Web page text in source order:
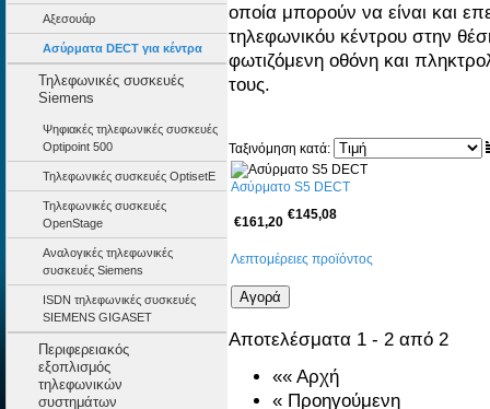
οποία μπορούν να είναι και
τηλεφωνικόυ κέντρου στην
φωτιζόμενη οθόνη και
τους.
Ταξινόμηση κατά:
Ασύρματο S5 DECT
€161,20 €145,08
Λεπτομέρειες προϊόντος
Αποτελέσματα 1 - 2 από 2
«« Αρχή
« Προηγούμενη
Αξεσουάρ
Ασύρματα DECT για κέντρα
Τηλεφωνικές συσκευές
Siemens
Ψηφιακές τηλεφωνικές συσκευές
Optipoint 500
Τηλεφωνικές συσκευές OptisetE
Τηλεφωνικές συσκευές
OpenStage
Αναλογικές τηλεφωνικές
συσκευές Siemens
ISDN τηλεφωνικές συσκευές
SIEMENS GIGASET
Περιφερειακός
εξοπλισμός
τηλεφωνικών
συστημάτων